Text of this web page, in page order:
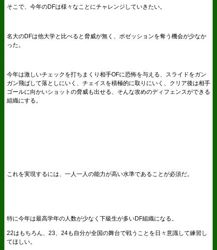
そこで、今年のDFは様々なことにチャレンジしていきたい。
名大のDFは他大学と比べると脅威が無く、ポゼッションを奪う機会が少なか
った。
今年は激しいチェックを打ちまくり相手OFに恐怖を与える、スライドをガン
ガン飛ばして落としにいく、チェイスを積極的に取りにいく、クリア後は相手
ゴールに向かいショットの脅威も出せる、そんな攻めのディフェンスができる
組織にする。
これを実現するには、一人一人の能力が高い水準であることが必須だ。
特に今年は最高学年の人数が少なく下級生が多いDF組織になる。
22はもちろん、23、24も自分が全国の舞台で戦うことを日々意識して練習し
てほしい。